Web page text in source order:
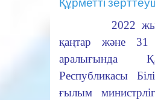
2022
қаңтар және 31
аралығында
Республикасы
ғылым